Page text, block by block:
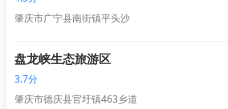
肇庆市广宁县南街镇平头沙
盘龙峡生态旅游区
3.7分
肇庆市德庆县官圩镇463乡道